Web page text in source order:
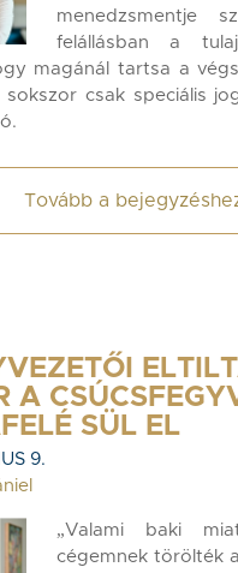
menedzsmentje
felállásban a
magánál tartsa a
sokszor csak speciális
Tovább a
A
SÜL EL
9.
„Valami baki
cégemnek törölték